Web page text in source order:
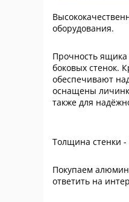
оборудования.
Прочность
боковых стенок.
обеспечивают
оснащены
также для
Толщина стенки
Покупаем
ответить на